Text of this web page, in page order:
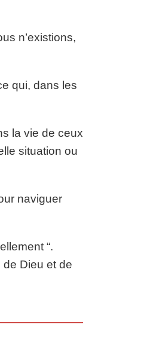
n’existions,
qui, dans les
la vie de ceux
situation ou
naviguer
“.
Dieu et de